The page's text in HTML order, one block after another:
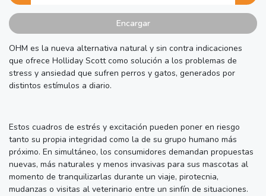
Encargar
OHM es la nueva alternativa natural y sin contra indicaciones
que ofrece Holliday Scott como solución a los problemas de
stress y ansiedad que sufren perros y gatos, generados por
distintos estímulos a diario.
Estos cuadros de estrés y excitación pueden poner en riesgo
tanto su propia integridad como la de su grupo humano más
próximo. En simultáneo, los consumidores demandan propuestas
nuevas, más naturales y menos invasivas para sus mascotas al
momento de tranquilizarlas durante un viaje, pirotecnia,
mudanzas o visitas al veterinario entre un sinfín de situaciones.